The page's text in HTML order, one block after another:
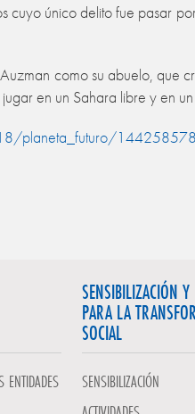
cuyo único delito fue
como su abuelo,
en un Sahara libre y en
planeta_futuro/
ENTIDADES
SENSIBILIZACIÓN Y
PARA LA
SOCIAL
SENSIBILIZACIÓN